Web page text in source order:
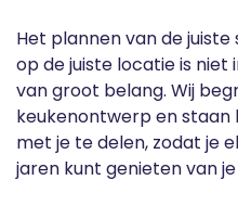
Het plannen van de
op de juiste locatie is niet
van groot belang. Wij
keukenontwerp en
met je te delen, zodat je
jaren kunt genieten van